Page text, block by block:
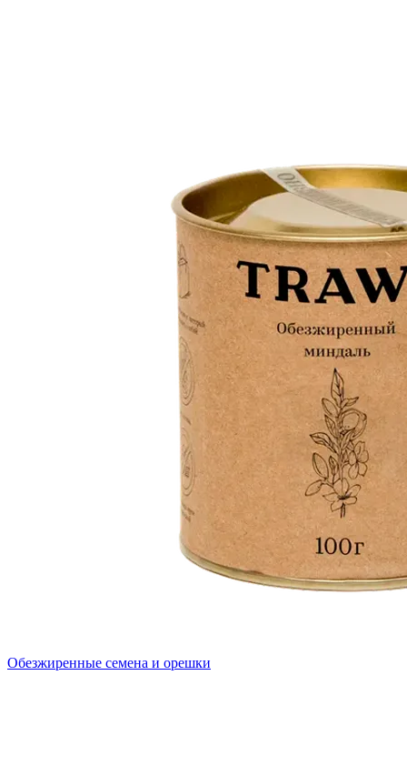
Обезжиренные семена и орешки